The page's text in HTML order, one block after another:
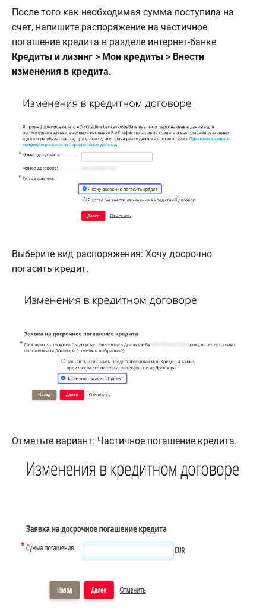
После того как необходимая сумма поступила на
счет, напишите распоряжение на частичное
погашение кредита в разделе интернет-банке
Кредиты и лизинг > Мои кредиты > Внести
изменения в кредита.
Выберите вид распоряжения: Хочу досрочно
погасить кредит.
Отметьте вариант: Частичное погашение кредита.